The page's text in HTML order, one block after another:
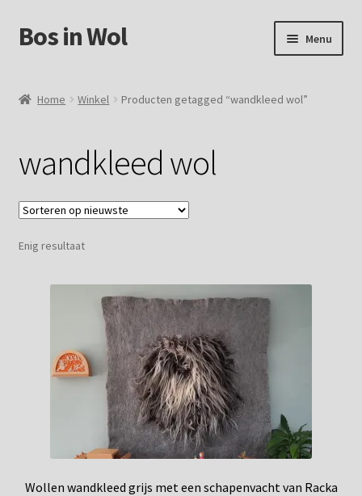
Ga
door
navigatie
Ga
naar
inhoud
Bos in Wol Menu
Winkel
Mijn account
Winkelmand
Foto`s verkochte vachten
Privacybeleid
Home Winkel Producten getagged “wandkleed wol”
wandkleed wol
Enig resultaat
Wollen wandkleed grijs met een schapenvacht van Racka